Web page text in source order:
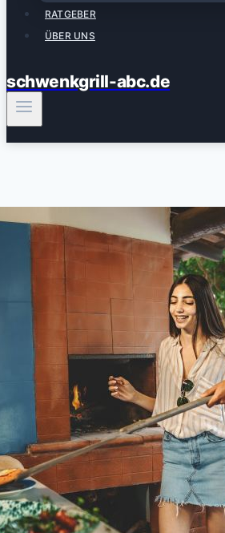
RATGEBER
ÜBER UNS
schwenkgrill-abc.de